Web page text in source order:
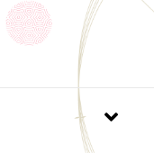
ヨン12％ ポ